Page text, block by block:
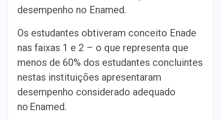
desempenho no Enamed.
Os estudantes obtiveram conceito Enade
nas faixas 1 e 2 – o que representa que
menos de 60% dos estudantes concluintes
nestas instituições apresentaram
desempenho considerado adequado
no Enamed.